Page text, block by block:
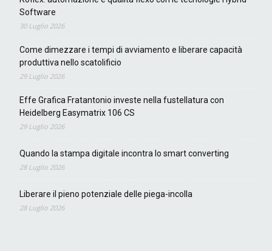
Software
30 Luglio 2026
Come dimezzare i tempi di avviamento e liberare capacità
produttiva nello scatolificio
29 Luglio 2026
Effe Grafica Fratantonio investe nella fustellatura con
Heidelberg Easymatrix 106 CS
29 Luglio 2026
Quando la stampa digitale incontra lo smart converting
28 Luglio 2026
Liberare il pieno potenziale delle piega-incolla
28 Luglio 2026